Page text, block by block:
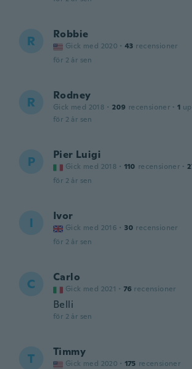
R Robbie
Gick med 2020 · 43 recensioner
för 2 år sen
R Rodney
Gick med 2018 · 209 recensioner · 1
för 2 år sen
P Pier Luigi
Gick med 2018 · 110 recensioner ·
för 2 år sen
I Ivor
Gick med 2016 · 30 recensioner
för 2 år sen
C Carlo
Gick med 2021 · 76 recensioner
Belli
för 2 år sen
T Timmy
Gick med 2020 · 175 recensioner